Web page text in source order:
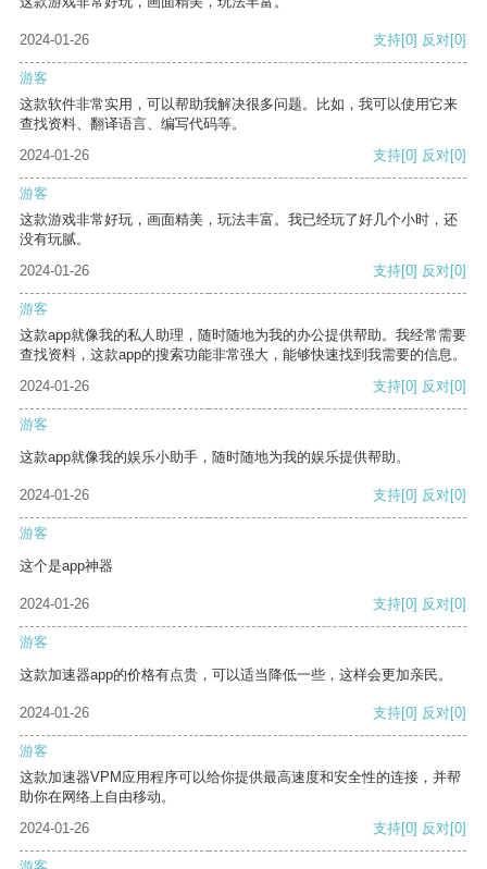
2024-01-26 支持[0] 反对[0]
游客
这款软件非常实用，可以帮助我解决很多问题。比如，我可以使用它来
查找资料、翻译语言、编写代码等。
2024-01-26
支持[0] 反对[0]
游客
这款游戏非常好玩，画面精美，玩法丰富。我已经玩了好几个小时，还
没有玩腻。
2024-01-26
支持[0] 反对[0]
游客
这款app就像我的私人助理，随时随地为我的办公提供帮助。我经常需要
查找资料，这款app的搜索功能非常强大，能够快速找到我需要的信息。
2024-01-26
支持[0] 反对[0]
游客
这款app就像我的娱乐小助手，随时随地为我的娱乐提供帮助。
2024-01-26 支持[0] 反对[0]
游客
这个是app神器
2024-01-26 支持[0] 反对[0]
游客
这款加速器app的价格有点贵，可以适当降低一些，这样会更加亲民。
2024-01-26 支持[0] 反对[0]
游客
这款加速器VPM应用程序可以给你提供最高速度和安全性的连接，并帮
助你在网络上自由移动。
2024-01-26
支持[0] 反对[0]